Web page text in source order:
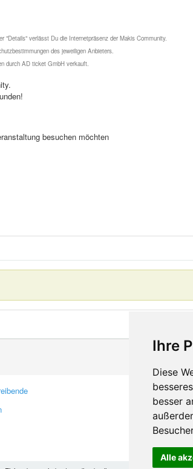
Ihre
Diese
besser
Alle
"Details" verlässt Du die Internetpräsenz der Makis Community.
des jeweiligen Anbieters.
durch AD ticket GmbH verkauft.
besuchen möchten
Kontakt
Feedback
Fehler melden